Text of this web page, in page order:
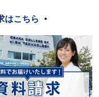
はこちら